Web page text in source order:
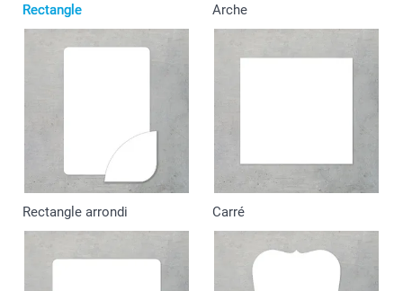
Rectangle Arche
Rectangle arrondi Carré